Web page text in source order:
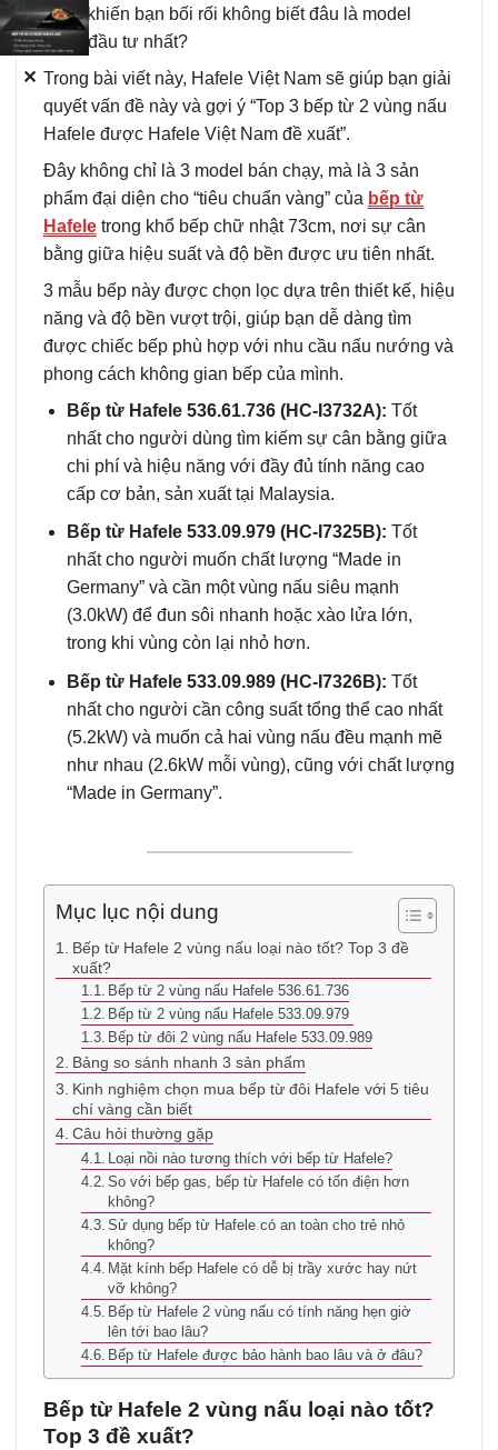
chọn khiến bạn bối rối không biết đâu là model
đáng đầu tư nhất?
Trong bài viết này, Hafele Việt Nam sẽ giúp bạn giải
quyết vấn đề này và gợi ý “Top 3 bếp từ 2 vùng nấu
Hafele được Hafele Việt Nam đề xuất”.
Đây không chỉ là 3 model bán chạy, mà là 3 sản
phẩm đại diện cho “tiêu chuẩn vàng” của bếp từ
Hafele trong khổ bếp chữ nhật 73cm, nơi sự cân
bằng giữa hiệu suất và độ bền được ưu tiên nhất.
3 mẫu bếp này được chọn lọc dựa trên thiết kế, hiệu
năng và độ bền vượt trội, giúp bạn dễ dàng tìm
được chiếc bếp phù hợp với nhu cầu nấu nướng và
phong cách không gian bếp của mình.
Bếp từ Hafele 536.61.736 (HC-I3732A): Tốt
nhất cho người dùng tìm kiếm sự cân bằng giữa
chi phí và hiệu năng với đầy đủ tính năng cao
cấp cơ bản, sản xuất tại Malaysia.
Bếp từ Hafele 533.09.979 (HC-I7325B): Tốt
nhất cho người muốn chất lượng “Made in
Germany” và cần một vùng nấu siêu mạnh
(3.0kW) để đun sôi nhanh hoặc xào lửa lớn,
trong khi vùng còn lại nhỏ hơn.
Bếp từ Hafele 533.09.989 (HC-I7326B): Tốt
nhất cho người cần công suất tổng thể cao nhất
(5.2kW) và muốn cả hai vùng nấu đều mạnh mẽ
như nhau (2.6kW mỗi vùng), cũng với chất lượng
“Made in Germany”.
Mục lục nội dung
Bếp từ Hafele 2 vùng nấu loại nào tốt? Top 3 đề
xuất?
Bếp từ 2 vùng nấu Hafele 536.61.736
Bếp từ 2 vùng nấu Hafele 533.09.979
Bếp từ đôi 2 vùng nấu Hafele 533.09.989
Bảng so sánh nhanh 3 sản phẩm
Kinh nghiệm chọn mua bếp từ đôi Hafele với 5 tiêu
chí vàng cần biết
Câu hỏi thường gặp
Loại nồi nào tương thích với bếp từ Hafele?
So với bếp gas, bếp từ Hafele có tốn điện hơn
không?
Sử dụng bếp từ Hafele có an toàn cho trẻ nhỏ
không?
Mặt kính bếp Hafele có dễ bị trầy xước hay nứt
vỡ không?
Bếp từ Hafele 2 vùng nấu có tính năng hẹn giờ
lên tới bao lâu?
Bếp từ Hafele được bảo hành bao lâu và ở đâu?
Bếp từ Hafele 2 vùng nấu loại nào tốt?
Top 3 đề xuất?
✕